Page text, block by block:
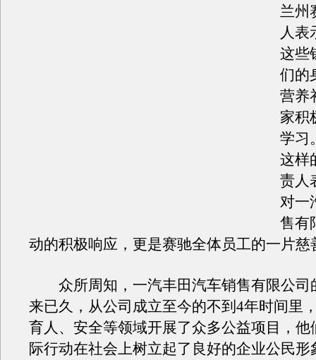
兰州
人表
这些
们的
营养
家积
学习
这样
责人
对一
售有
动的积极响应，更是赛驰全体员工的一片慈
众所周知，一汽丰田汽车销售有限公司
来已久，从公司成立至今的不到4年时间里
育人、安全等领域开展了众多公益项目，他
际行动在社会上树立起了良好的企业公民形